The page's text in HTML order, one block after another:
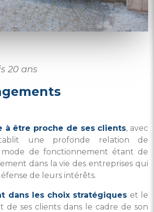
20 ans
à être proche de ses clients, avec
une profonde relation de
mode de fonctionnement étant de
dans la vie des entreprises qui
de leurs intérêts.
dans les choix stratégiques et le
de ses clients dans le cadre de son